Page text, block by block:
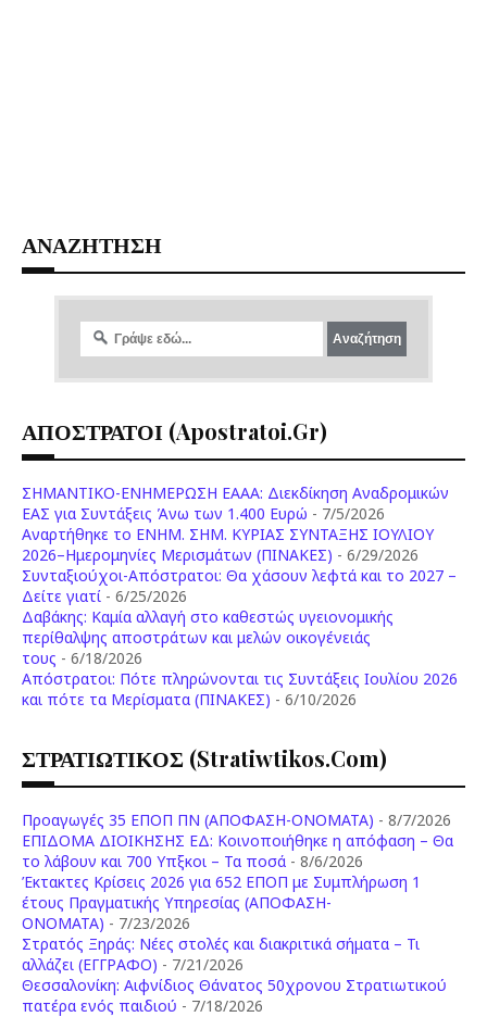
ΑΝΑΖΗΤΗΣΗ
ΑΠΟΣΤΡΑΤΟΙ (apostratoi.gr)
ΣΗΜΑΝΤΙΚΟ-ΕΝΗΜΕΡΩΣΗ ΕΑΑΑ: Διεκδίκηση Αναδρομικών
ΕΑΣ για Συντάξεις Άνω των 1.400 Ευρώ - 7/5/2026
Aναρτήθηκε το ENHM. ΣΗΜ. ΚΥΡΙΑΣ ΣΥΝΤΑΞΗΣ ΙΟΥΛΙΟΥ
2026–Ημερομηνίες Μερισμάτων (ΠΙΝΑΚΕΣ) - 6/29/2026
Συνταξιούχοι-Απόστρατοι: Θα χάσουν λεφτά και το 2027 –
Δείτε γιατί - 6/25/2026
Δαβάκης: Καμία αλλαγή στο καθεστώς υγειονομικής
περίθαλψης αποστράτων και μελών οικογένειάς
τους - 6/18/2026
Aπόστρατοι: Πότε πληρώνονται τις Συντάξεις Ιουλίου 2026
και πότε τα Μερίσματα (ΠΙΝΑΚΕΣ) - 6/10/2026
ΣΤΡΑΤΙΩΤΙΚΟΣ (stratiwtikos.com)
Προαγωγές 35 ΕΠΟΠ ΠΝ (ΑΠΟΦΑΣΗ-ΟΝΟΜΑΤΑ) - 8/7/2026
ΕΠΙΔΟΜΑ ΔΙΟΙΚΗΣΗΣ ΕΔ: Κοινοποιήθηκε η απόφαση – Θα
το λάβουν και 700 Υπξκοι – Τα ποσά - 8/6/2026
Έκτακτες Κρίσεις 2026 για 652 ΕΠΟΠ με Συμπλήρωση 1
έτους Πραγματικής Υπηρεσίας (ΑΠΟΦΑΣΗ-
ONOMATA) - 7/23/2026
Στρατός Ξηράς: Νέες στολές και διακριτικά σήματα – Τι
αλλάζει (ΕΓΓΡΑΦΟ) - 7/21/2026
Θεσσαλονίκη: Αιφνίδιος Θάνατος 50χρονου Στρατιωτικού
πατέρα ενός παιδιού - 7/18/2026